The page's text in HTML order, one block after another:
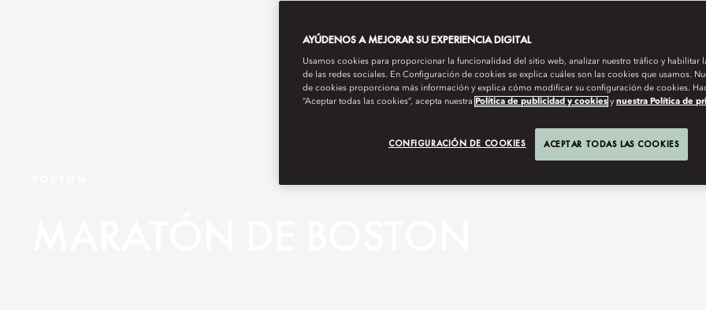
AYÚDENOS A MEJORAR SU EXPERIENCIA DIGITAL
Usamos cookies para proporcionar la funcionalidad del sitio web, analizar nuestro tráfico y habilitar
de las redes sociales. En Configuración de cookies se explica cuáles son las cookies que usamos.
de cookies proporciona más información y explica cómo modificar su configuración de cookies.
“Aceptar todas las cookies”, acepta nuestra Política de publicidad y cookies y nuestra Política de
CONFIGURACIÓN DE COOKIES ACEPTAR TODAS LAS COOKIES